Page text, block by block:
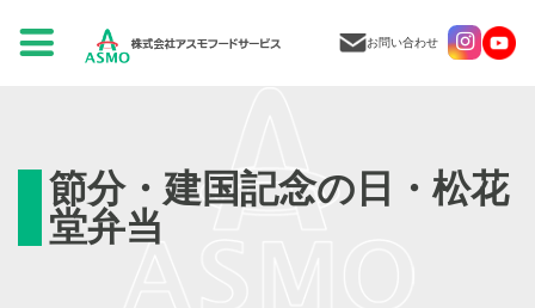
お問い合わせ
節分・建国記念の日・松花
堂弁当